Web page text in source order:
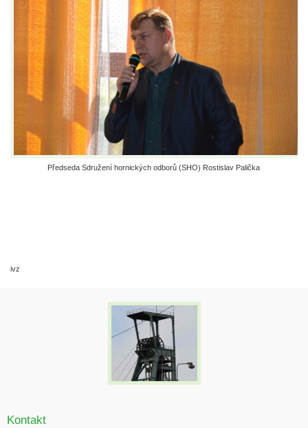
Předseda Sdružení hornických odborů (SHO) Rostislav Palička
ivz
Kontakt